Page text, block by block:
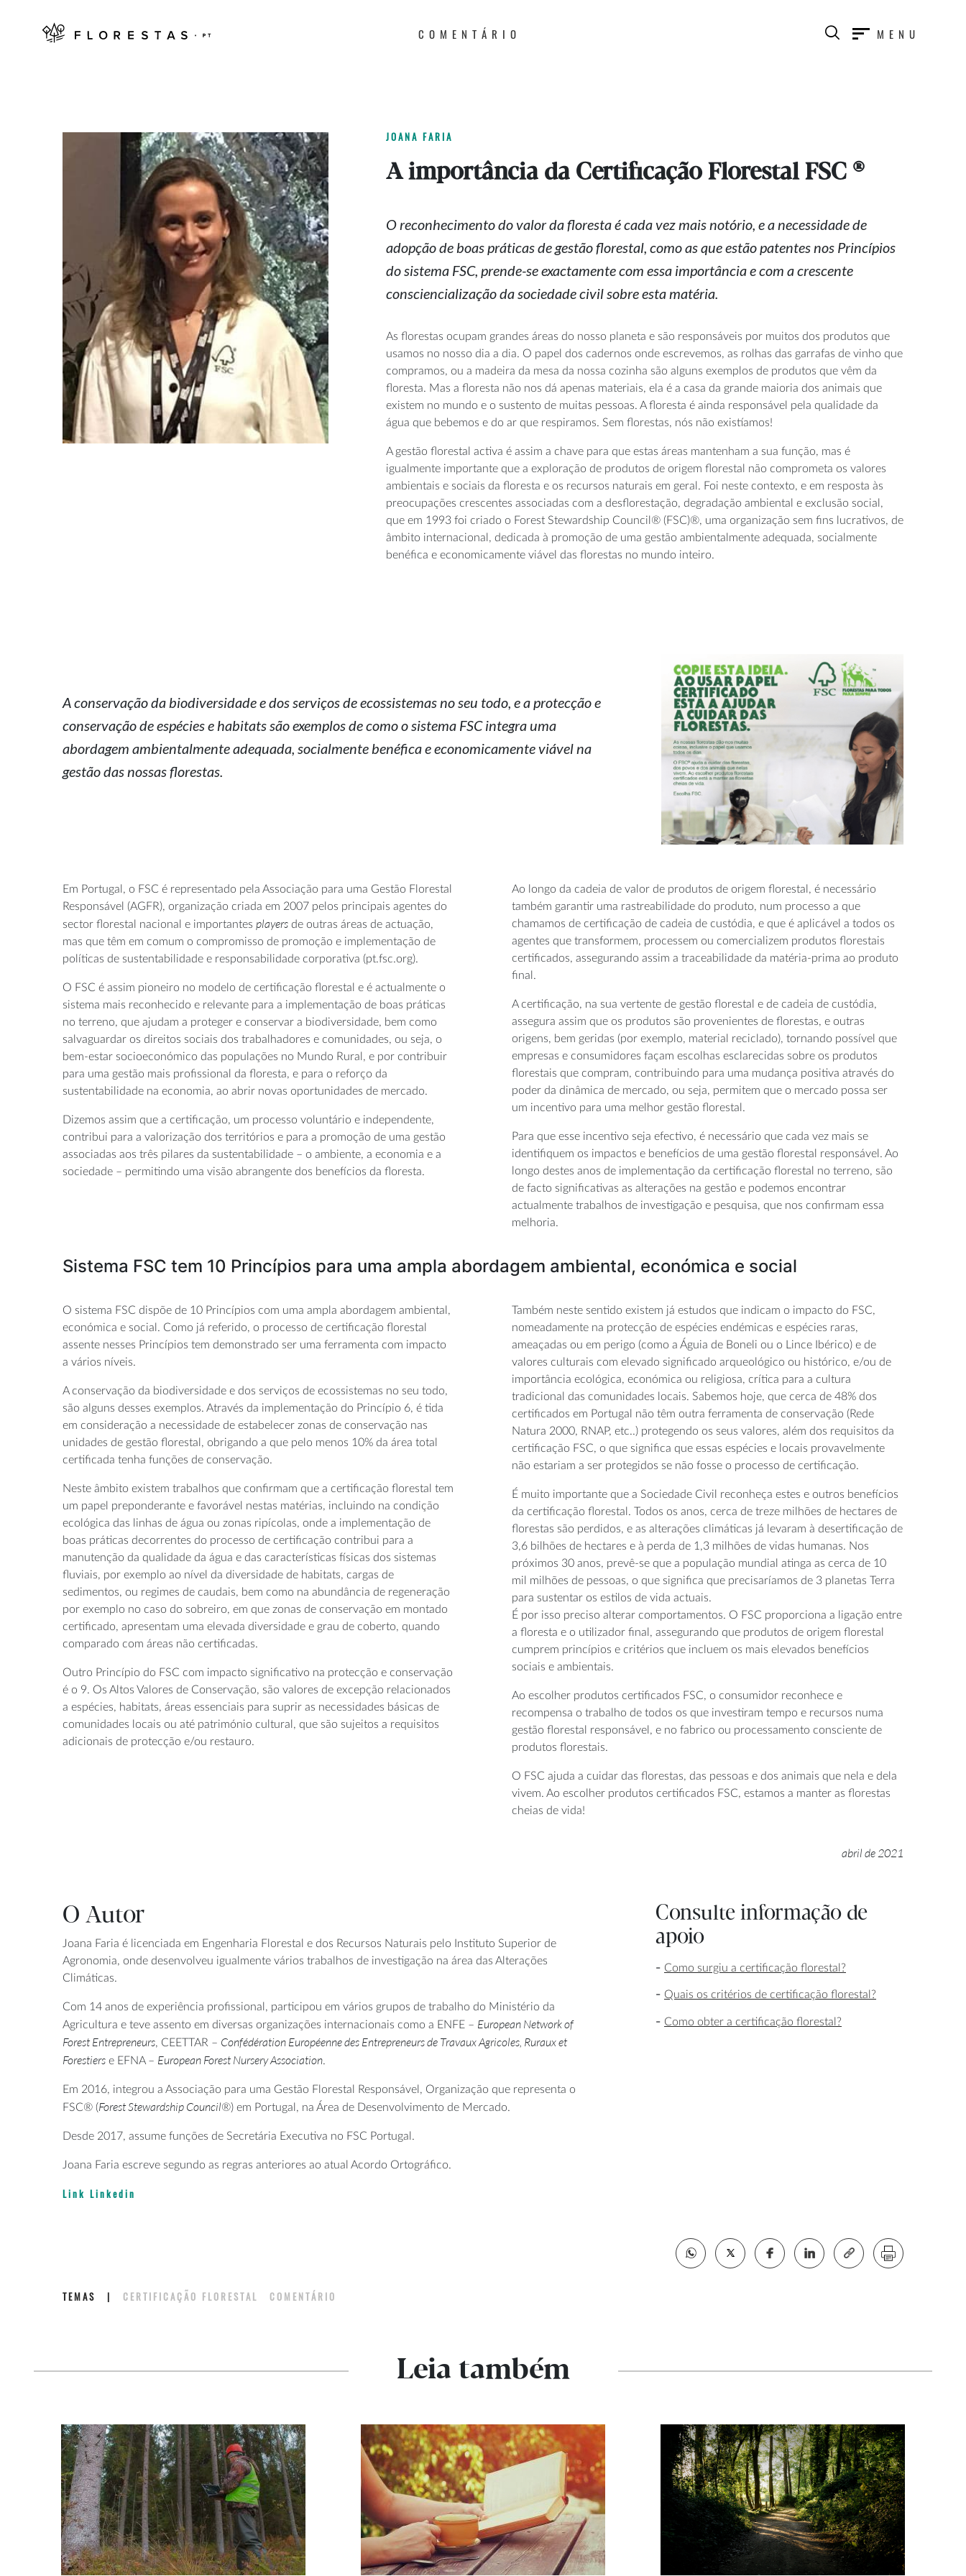
COMENTÁRIO MENU
JOANA FARIA
A importância da Certificação Florestal FSC ®
O reconhecimento do valor da floresta é cada vez mais notório, e a necessidade de
adopção de boas práticas de gestão florestal, como as que estão patentes nos Princípios
do sistema FSC, prende-seexactamente com essa importância e com a crescente
consciencialização da sociedade civil sobre esta matéria.
As florestas ocupam grandes áreas do nosso planeta e são responsáveis por muitos dos produtos que
usamos no nosso dia a dia. O papel dos cadernos onde escrevemos, as rolhas das garrafas de vinho que
compramos, ou a madeira da mesa da nossa cozinha são alguns exemplos de produtos que vêm da
floresta. Mas a floresta não nos dá apenas materiais, ela é a casa da grande maioria dos animais que
existem no mundo e o sustento de muitas pessoas. A floresta é ainda responsável pela qualidade da
água que bebemos e do ar que respiramos. Sem florestas, nós não existíamos!
A gestão florestal activa é assim a chave para que estas áreas mantenham a sua função, mas é
igualmente importante que a exploração de produtos de origem florestal não comprometa os valores
ambientais e sociais da floresta e os recursos naturais em geral. Foi neste contexto, e em resposta às
preocupações crescentes associadas com a desflorestação, degradação ambiental e exclusão social,
que em 1993 foi criado o Forest Stewardship Council® (FSC)®, uma organização sem fins lucrativos, de
âmbito internacional, dedicada à promoção de uma gestão ambientalmente adequada, socialmente
benéfica e economicamente viável das florestas no mundo inteiro.
A conservação da biodiversidade e dos serviços de ecossistemas no seu todo, e a protecção e
conservação de espécies e habitats são exemplos de como o sistema FSC integra uma
abordagem ambientalmente adequada, socialmente benéfica e economicamente viável na
gestão das nossas florestas.
Em Portugal, o FSC é representado pela Associação para uma Gestão Florestal
Responsável (AGFR), organização criada em 2007 pelos principais agentes do
sector florestal nacional e importantes players de outras áreas de actuação,
mas que têm em comum o compromisso de promoção e implementação de
políticas de sustentabilidade e responsabilidade corporativa (pt.fsc.org).
O FSC é assim pioneiro no modelo de certificação florestal e é actualmente o
sistema mais reconhecido e relevante para a implementação de boas práticas
no terreno, que ajudam a proteger e conservar a biodiversidade, bem como
salvaguardar os direitos sociais dos trabalhadores e comunidades, ou seja, o
bem-estar socioeconómico das populações no Mundo Rural, e por contribuir
para uma gestão mais profissional da floresta, e para o reforço da
sustentabilidade na economia, ao abrir novas oportunidades de mercado.
Dizemos assim que a certificação, um processo voluntário e independente,
contribui para a valorização dos territórios e para a promoção de uma gestão
associadas aos três pilares da sustentabilidade – o ambiente, a economia e a
sociedade – permitindo uma visão abrangente dos benefícios da floresta.
Ao longo da cadeia de valor de produtos de origem florestal, é necessário
também garantir uma rastreabilidade do produto, num processo a que
chamamos de certificação de cadeia de custódia, e que é aplicável a todos os
agentes que transformem, processem ou comercializem produtos florestais
certificados, assegurando assim a traceabilidade da matéria-prima ao produto
final.
A certificação, na sua vertente de gestão florestal e de cadeia de custódia,
assegura assim que os produtos são provenientes de florestas, e outras
origens, bem geridas (por exemplo, material reciclado), tornando possível que
empresas e consumidores façam escolhas esclarecidas sobre os produtos
florestais que compram, contribuindo para uma mudança positiva através do
poder da dinâmica de mercado, ou seja, permitem que o mercado possa ser
um incentivo para uma melhor gestão florestal.
Para que esse incentivo seja efectivo, é necessário que cada vez mais se
identifiquem os impactos e benefícios de uma gestão florestal responsável. Ao
longo destes anos de implementação da certificação florestal no terreno, são
de facto significativas as alterações na gestão e podemos encontrar
actualmente trabalhos de investigação e pesquisa, que nos confirmam essa
melhoria.
Sistema FSC tem 10 Princípios para uma ampla abordagem ambiental, económica e social
O sistema FSC dispõe de 10 Princípios com uma ampla abordagem ambiental,
económica e social. Como já referido, o processo de certificação florestal
assente nesses Princípios tem demonstrado ser uma ferramenta com impacto
a vários níveis.
A conservação da biodiversidade e dos serviços de ecossistemas no seu todo,
são alguns desses exemplos. Através da implementação do Princípio 6, é tida
em consideração a necessidade de estabelecer zonas de conservação nas
unidades de gestão florestal, obrigando a que pelo menos 10% da área total
certificada tenha funções de conservação.
Neste âmbito existem trabalhos que confirmam que a certificação florestal tem
um papel preponderante e favorável nestas matérias, incluindo na condição
ecológica das linhas de água ou zonas ripícolas, onde a implementação de
boas práticas decorrentes do processo de certificação contribui para a
manutenção da qualidade da água e das características físicas dos sistemas
fluviais, por exemplo ao nível da diversidade de habitats, cargas de
sedimentos, ou regimes de caudais, bem como na abundância de regeneração
por exemplo no caso do sobreiro, em que zonas de conservação em montado
certificado, apresentam uma elevada diversidade e grau de coberto, quando
comparado com áreas não certificadas.
Outro Princípio do FSC com impacto significativo na protecção e conservação
é o 9. Os Altos Valores de Conservação, são valores de excepção relacionados
a espécies, habitats, áreas essenciais para suprir as necessidades básicas de
comunidades locais ou até património cultural, que são sujeitos a requisitos
adicionais de protecção e/ou restauro.
Também neste sentido existem já estudos que indicam o impacto do FSC,
nomeadamente na protecção de espécies endémicas e espécies raras,
ameaçadas ou em perigo (como a Águia de Boneli ou o Lince Ibérico) e de
valores culturais com elevado significado arqueológico ou histórico, e/ou de
importância ecológica, económica ou religiosa, crítica para a cultura
tradicional das comunidades locais. Sabemos hoje, que cerca de 48% dos
certificados em Portugal não têm outra ferramenta de conservação (Rede
Natura 2000, RNAP, etc..) protegendo os seus valores, além dos requisitos da
certificação FSC, o que significa que essas espécies e locais provavelmente
não estariam a ser protegidos se não fosse o processo de certificação.
É muito importante que a Sociedade Civil reconheça estes e outros benefícios
da certificação florestal. Todos os anos, cerca de treze milhões de hectares de
florestas são perdidos, e as alterações climáticas já levaram à desertificação de
3,6 bilhões de hectares e à perda de 1,3 milhões de vidas humanas. Nos
próximos 30 anos, prevê-se que a população mundial atinga as cerca de 10
mil milhões de pessoas, o que significa que precisaríamos de 3 planetas Terra
para sustentar os estilos de vida actuais.
É por isso preciso alterar comportamentos. O FSC proporciona a ligação entre
a floresta e o utilizador final, assegurando que produtos de origem florestal
cumprem princípios e critérios que incluem os mais elevados benefícios
sociais e ambientais.
Ao escolher produtos certificados FSC, o consumidor reconhece e
recompensa o trabalho de todos os que investiram tempo e recursos numa
gestão florestal responsável, e no fabrico ou processamento consciente de
produtos florestais.
O FSC ajuda a cuidar das florestas, das pessoas e dos animais que nela e dela
vivem. Ao escolher produtos certificados FSC, estamos a manter as florestas
cheias de vida!
abril de 2021
O Autor
Joana Faria é licenciada em Engenharia Florestal e dos Recursos Naturais pelo Instituto Superior de
Agronomia, onde desenvolveu igualmente vários trabalhos de investigação na área das Alterações
Climáticas.
Com 14 anos de experiência profissional, participou em vários grupos de trabalho do Ministério da
Agricultura e teve assento em diversas organizações internacionais como a ENFE – European Network of
Forest Entrepreneurs, CEETTAR – Confédération Européenne des Entrepreneurs de Travaux Agricoles, Ruraux et
Forestiers e EFNA – European Forest Nursery Association.
Em 2016, integrou a Associação para uma Gestão Florestal Responsável, Organização que representa o
FSC® (Forest Stewardship Council®) em Portugal, na Área de Desenvolvimento de Mercado.
Desde 2017, assume funções de Secretária Executiva no FSC Portugal.
Joana Faria escreve segundo as regras anteriores ao atual Acordo Ortográfico.
Link Linkedin
Consulte informação de
apoio
Como surgiu a certificação florestal?
Quais os critérios de certificação florestal?
Como obter a certificação florestal?
TEMAS | CERTIFICAÇÃO FLORESTAL COMENTÁRIO
Leia também